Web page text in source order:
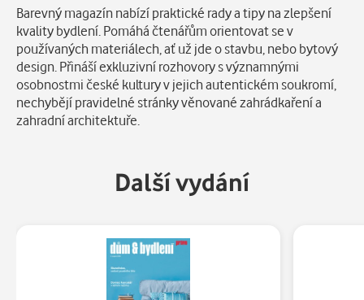
Popis
Barevný magazín nabízí praktické rady a tipy na zlepšení
kvality bydlení. Pomáhá čtenářům orientovat se v
používaných materiálech, ať už jde o stavbu, nebo bytový
design. Přináší exkluzivní rozhovory s významnými
osobnostmi české kultury v jejich autentickém soukromí,
nechybějí pravidelné stránky věnované zahrádkaření a
zahradní architektuře.
Další vydání